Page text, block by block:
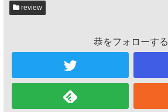
review
恭をフォローする